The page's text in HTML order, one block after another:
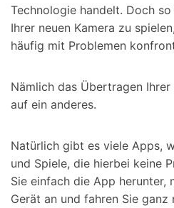
Technologie handelt. Doch
Ihrer neuen Kamera zu
häufig mit Problemen
Nämlich das Übertragen
auf ein anderes.
Natürlich gibt es viele Apps,
und Spiele, die hierbei keine
Sie einfach die App herunter,
Gerät an und fahren Sie